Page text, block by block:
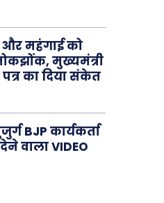
महंगाई को
मुख्यमंत्री
का दिया संकेत
BJP कार्यकर्ता
वाला VIDEO